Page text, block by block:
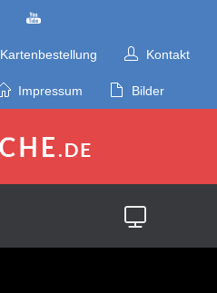
Kartenbestellung Kontakt
Impressum Bilder